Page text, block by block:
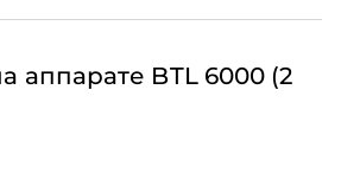
аппарате BTL 6000 (2